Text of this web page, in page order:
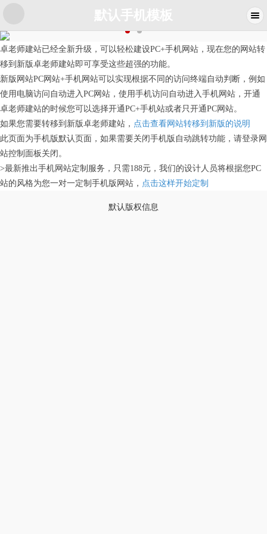
卓老师建站已经全新升级，可以轻松建设PC+手机网站，现在您的网站转
移到新版卓老师建站即可享受这些超强的功能。
新版网站PC网站+手机网站可以实现根据不同的访问终端自动判断，例如
使用电脑访问自动进入PC网站，使用手机访问自动进入手机网站，开通
卓老师建站的时候您可以选择开通PC+手机站或者只开通PC网站。
如果您需要转移到新版卓老师建站， 点击查看网站转移到新版的说明
此页面为手机版默认页面，如果需要关闭手机版自动跳转功能，请登录网
站控制面板关闭。
>最新推出手机网站定制服务，只需188元，我们的设计人员将根据您PC
站的风格为您一对一定制手机版网站， 点击这样开始定制
默认版权信息